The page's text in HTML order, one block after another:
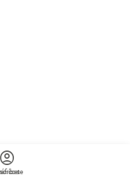
account_circle